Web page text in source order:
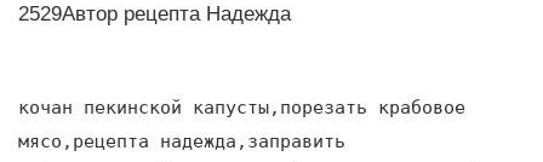
2529Автор рецепта Надежда
кочан пекинской капусты,порезать крабовое
мясо,рецепта надежда,заправить